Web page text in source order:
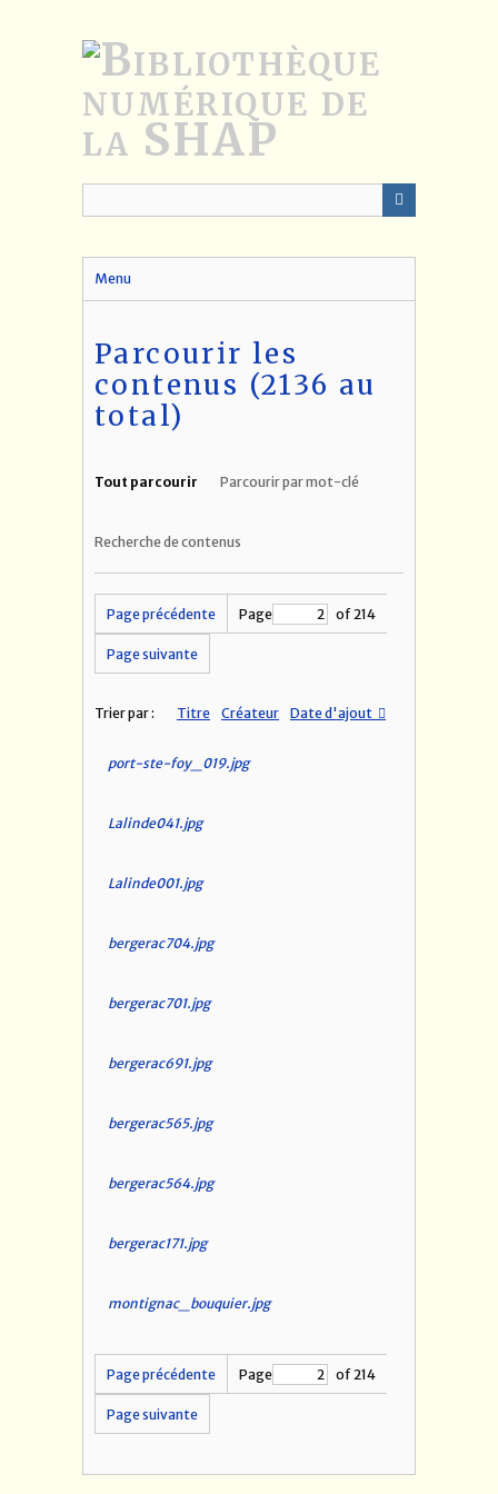
Menu
Parcourir les
contenus (2136 au
total)
Tout parcourir Parcourir par mot-clé
Recherche de contenus
Page précédente Page of 214
Page suivante
Trier par : Titre Créateur Date d'ajout
port-ste-foy_019.jpg
Lalinde041.jpg
Lalinde001.jpg
bergerac704.jpg
bergerac701.jpg
bergerac691.jpg
bergerac565.jpg
bergerac564.jpg
bergerac171.jpg
montignac_bouquier.jpg
Page précédente Page of 214
Page suivante